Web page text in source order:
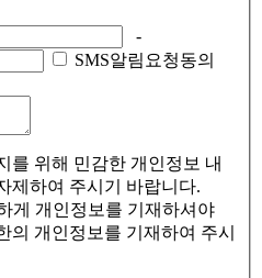
-
SMS알림요청동의
를 위해 민감한 개인정보 내
제하여 주시기 바랍니다.
게 개인정보를 기재하셔야
의 개인정보를 기재하여 주시